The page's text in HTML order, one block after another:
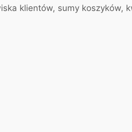
klientów, sumy koszyków,